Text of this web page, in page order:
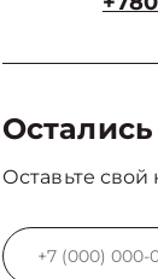
Оставьте